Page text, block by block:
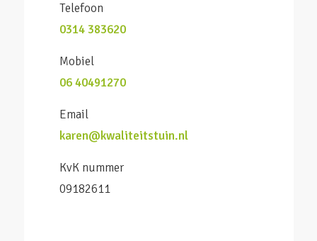
Telefoon
0314 383620
Mobiel
06 40491270
Email
karen@kwaliteitstuin.nl
KvK nummer
09182611